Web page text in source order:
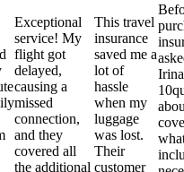
Exceptional
service! My
flight got
delayed,
causing a
missed
connection,
and they
covered all
the additional
This travel
insurance
saved me a
lot of
hassle
when my
luggage
was lost.
Their
customer